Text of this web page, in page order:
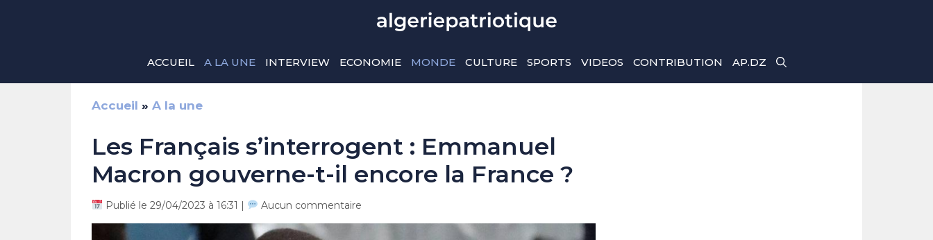
ACCUEIL A LA UNE INTERVIEW ECONOMIE MONDE CULTURE SPORTS VIDEOS CONTRIBUTION AP.DZ
Accueil » A la une
Les Français s’interrogent : Emmanuel
Macron gouverne-t-il encore la France ?
Publié le 29/04/2023 à 16:31 | Aucun commentaire